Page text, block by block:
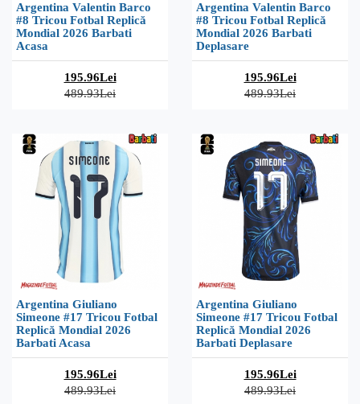
Argentina Valentin Barco
#8 Tricou Fotbal Replică
Mondial 2026 Barbati
Acasa
195.96Lei
489.93Lei
Argentina Valentin Barco
#8 Tricou Fotbal Replică
Mondial 2026 Barbati
Deplasare
195.96Lei
489.93Lei
Argentina Giuliano
Simeone #17 Tricou Fotbal
Replică Mondial 2026
Barbati Acasa
195.96Lei
489.93Lei
Argentina Giuliano
Simeone #17 Tricou Fotbal
Replică Mondial 2026
Barbati Deplasare
195.96Lei
489.93Lei